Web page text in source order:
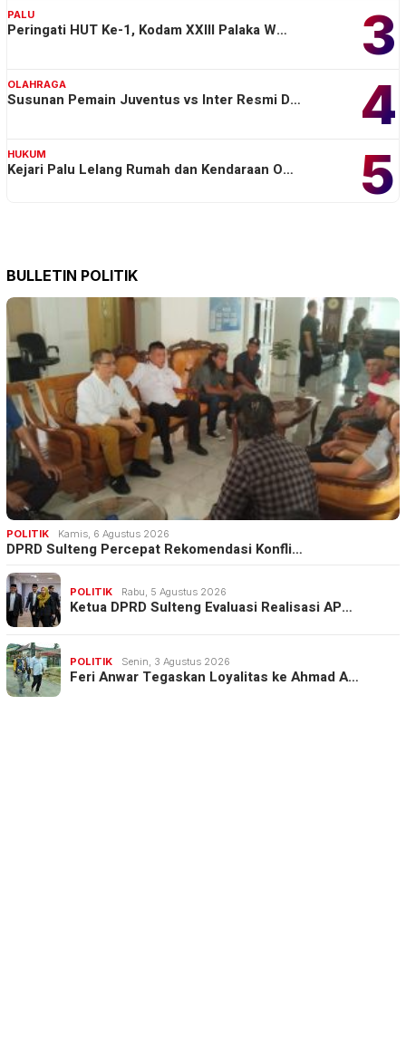
3
PALU
Peringati HUT Ke-1, Kodam XXIII Palaka W…
4
OLAHRAGA
Susunan Pemain Juventus vs Inter Resmi D…
5
HUKUM
Kejari Palu Lelang Rumah dan Kendaraan O…
BULLETIN POLITIK
POLITIK Kamis, 6 Agustus 2026
DPRD Sulteng Percepat Rekomendasi Konfli…
POLITIK Rabu, 5 Agustus 2026
Ketua DPRD Sulteng Evaluasi Realisasi AP…
POLITIK Senin, 3 Agustus 2026
Feri Anwar Tegaskan Loyalitas ke Ahmad A…